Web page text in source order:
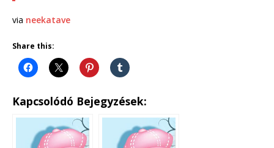
via neekatave
Share this:
Kapcsolódó Bejegyzések: